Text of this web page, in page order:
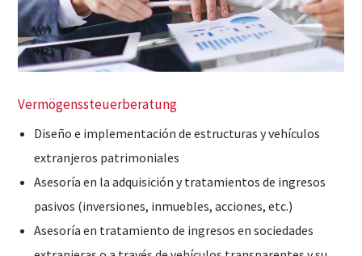
Vermögenssteuerberatung
Diseño e implementación de estructuras y vehículos
extranjeros patrimoniales
Asesoría en la adquisición y tratamientos de ingresos
pasivos (inversiones, inmuebles, acciones, etc.)
Asesoría en tratamiento de ingresos en sociedades